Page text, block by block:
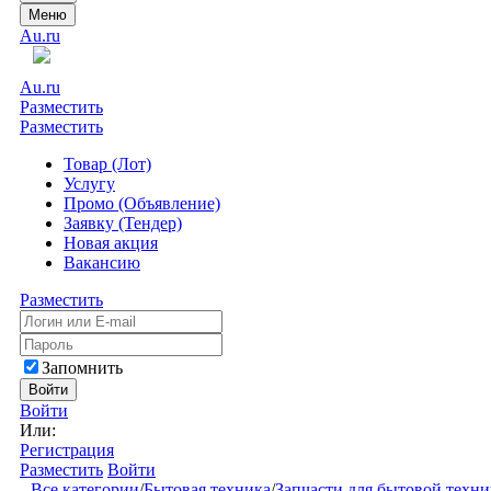
Меню
Au.ru
Au.ru
Разместить
Разместить
Товар (Лот)
Услугу
Промо (Объявление)
Заявку (Тендер)
Новая акция
Вакансию
Разместить
Запомнить
Войти
Войти
Или:
Регистрация
Разместить Войти